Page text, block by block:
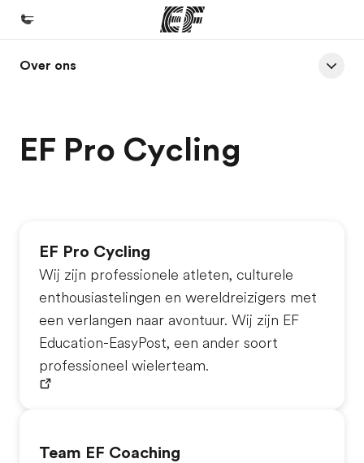
Home
Programma's
Bekijk alles dat we doen
Over ons
Wie wij zijn
Kom bij ons team
Over ons
EF Pro Cycling
EF Pro Cycling
Wij zijn professionele atleten, culturele
enthousiastelingen en wereldreizigers met
een verlangen naar avontuur. Wij zijn EF
Education-EasyPost, een ander soort
professioneel wielerteam.
Team EF Coaching